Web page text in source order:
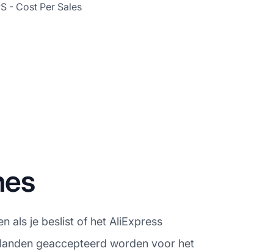
- Cost Per Sales
als je beslist of het AliExpress
geaccepteerd worden voor het